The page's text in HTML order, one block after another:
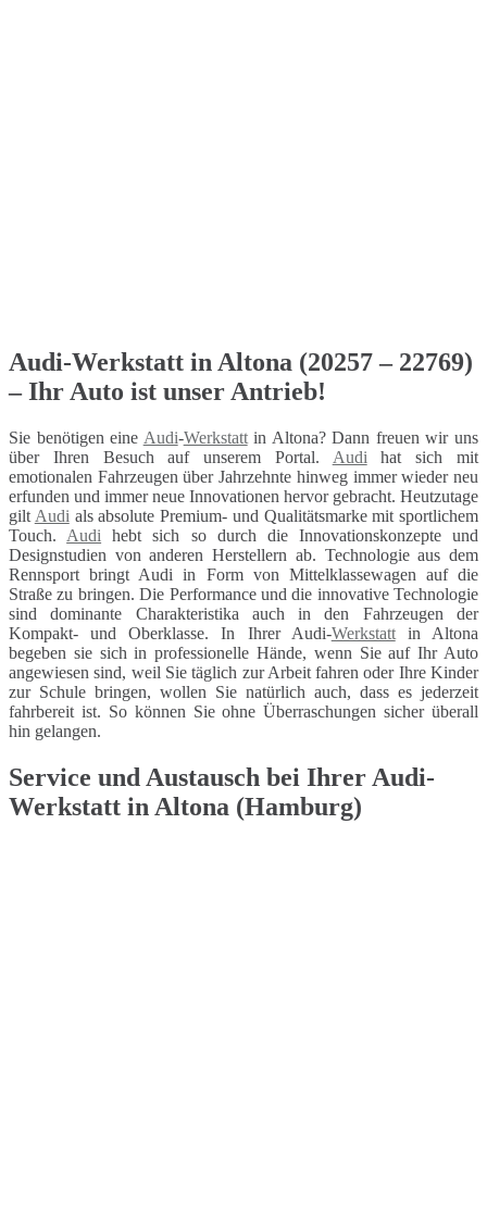
Audi-Werkstatt in Altona (20257 – 22769)
– Ihr Auto ist unser Antrieb!
Sie benötigen eine Audi-Werkstattin Altona? Dann freuen wir uns
über Ihren Besuch auf unserem Portal. Audi hat sich mit
emotionalen Fahrzeugen über Jahrzehnte hinweg immer wieder neu
erfunden und immer neue Innovationen hervor gebracht. Heutzutage
gilt Audi als absolute Premium- und Qualitätsmarke mit sportlichem
Touch. Audi hebt sich so durch die Innovationskonzepte und
Designstudien von anderen Herstellern ab. Technologie aus dem
Rennsport bringt Audi in Form von Mittelklassewagen auf die
Straße zu bringen. Die Performance und die innovative Technologie
sind dominante Charakteristika auch in den Fahrzeugen der
Kompakt- und Oberklasse. In Ihrer Audi-Werkstattin Altona
begeben sie sich in professionelle Hände, wenn Sie auf Ihr Auto
angewiesen sind, weil Sie täglich zur Arbeit fahren oder Ihre Kinder
zur Schule bringen, wollen Sie natürlich auch, dass es jederzeit
fahrbereit ist. So können Sie ohne Überraschungen sicher überall
hin gelangen.
Service und Austausch bei Ihrer Audi-
Werkstatt in Altona (Hamburg)